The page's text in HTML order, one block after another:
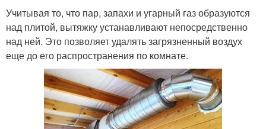
Учитывая то, что пар, запахи и угарный газ образуются
над плитой, вытяжку устанавливают непосредственно
над ней. Это позволяет удалять загрязненный воздух
еще до его распространения по комнате.